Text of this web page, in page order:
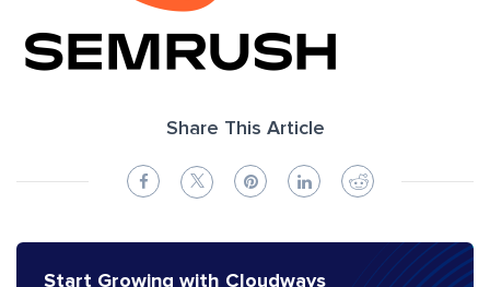
Share This Article
Start Growing with Cloudways